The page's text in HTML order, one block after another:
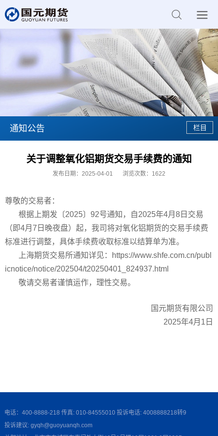
通知公告
关于调整氧化铝期货交易手续费的通知
发布日期：2025-04-01 浏览次数： 1622
尊敬的交易者：
根据上期发〔2025〕92号通知，自2025年4月8日交易
（即4月7日晚夜盘）起，我司将对氧化铝期货的交易手续费
标准进行调整，具体手续费收取标准以结算单为准。
上海期货交易所通知详见：
https://www.shfe.com.cn/publ
icnotice/notice/202504/t20250401_824937.html
敬请交易者谨慎运作，理性交易。
国元期货有限公司
2025年4月1日
电话：400-8888-218 传真: 010-84555010 投诉电话: 4008888218转9
投诉建议: gyqh@guoyuanqh.com